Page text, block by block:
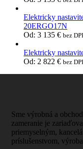
Elektricky
20ERGO17N
Od: 3 135 € bez
Elektricky
Od: 2 822 € bez
Sme výrobná a
zameranie je
priemyselným,
príslušenstvom,